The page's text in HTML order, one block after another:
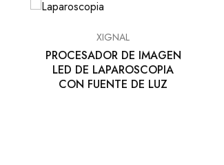
XIGNAL
PROCESADOR DE IMAGEN
LED DE LAPAROSCOPIA
CON FUENTE DE LUZ